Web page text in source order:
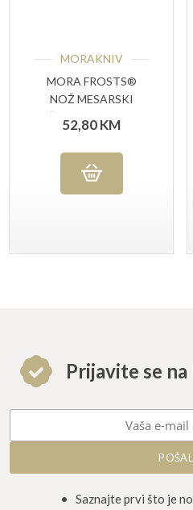
MORAKNIV
MORA FROSTS®
NOŽ MESARSKI
52,80KM
Prijavite se
• Saznajte prvi što je